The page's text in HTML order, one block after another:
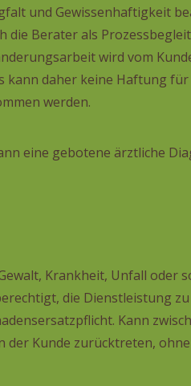
und Gewissenhaftigkeit
die Berater als
wird vom
kann daher keine Haftung
werden.
eine gebotene ärztliche
Krankheit, Unfall oder
die Dienstleistung
Kann
Kunde zurücktreten,